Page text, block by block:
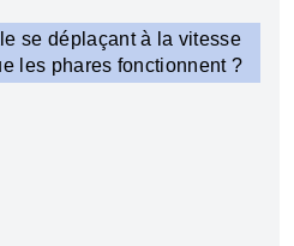
se déplaçant à la vitesse
les phares fonctionnent ?